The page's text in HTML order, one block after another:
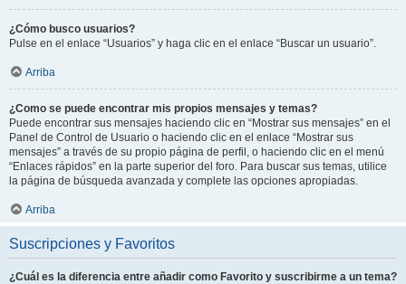
¿Cómo busco usuarios?
Pulse en el enlace “Usuarios” y haga clic en el enlace “Buscar un usuario”.
Arriba
¿Como se puede encontrar mis propios mensajes y temas?
Puede encontrar sus mensajes haciendo clic en “Mostrar sus mensajes” en el
Panel de Control de Usuario o haciendo clic en el enlace “Mostrar sus
mensajes” a través de su propio página de perfil, o haciendo clic en el menú
“Enlaces rápidos” en la parte superior del foro. Para buscar sus temas, utilice
la página de búsqueda avanzada y complete las opciones apropiadas.
Arriba
Suscripciones y Favoritos
¿Cuál es la diferencia entre añadir como Favorito y suscribirme a un tema?